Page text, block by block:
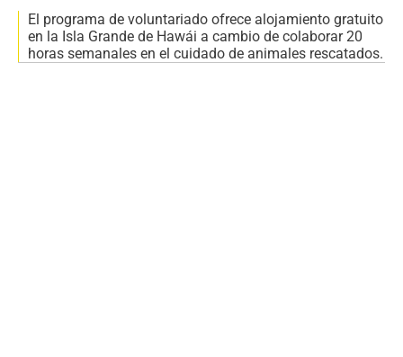
El programa de voluntariado ofrece alojamiento gratuito
en la Isla Grande de Hawái a cambio de colaborar 20
horas semanales en el cuidado de animales rescatados.